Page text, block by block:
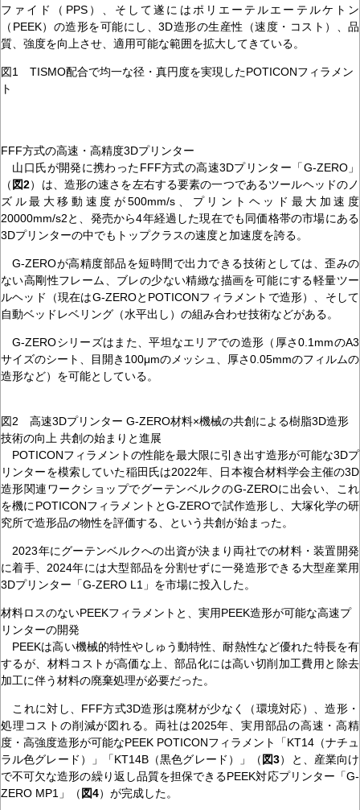
ファイド（PPS）、そして遂にはポリエーテルエーテルケトン
（PEEK）の造形を可能にし、3D造形の生産性（速度・コスト）、品
質、強度を向上させ、適用可能な範囲を拡大してきている。
図1 TISMO配合で均一な径・真円度を実現したPOTICONフィラメン
ト
FFF方式の高速・高精度3Dプリンター
山口氏が開発に携わったFFF方式の高速3Dプリンター「G-ZERO」
（ 図2）は、造形の速さを左右する要素の一つであるツールヘッドのノ
ズル最大移動速度が500mm/s、プリントヘッド最大加速度
20000mm/s2と、発売から4年経過した現在でも同価格帯の市場にある
3Dプリンターの中でもトップクラスの速度と加速度を誇る。
G-ZEROが高精度部品を短時間で出力できる技術としては、歪みの
ない高剛性フレーム、ブレの少ない精緻な描画を可能にする軽量ツー
ルヘッド（現在はG-ZEROとPOTICONフィラメントで造形）、そして
自動ベッドレベリング（水平出し）の組み合わせ技術などがある。
G-ZEROシリーズはまた、平坦なエリアでの造形（厚さ0.1mmのA3
サイズのシート、目開き100μmのメッシュ、厚さ0.05mmのフィルムの
造形など）を可能としている。
図2 高速3Dプリンター G-ZERO材料×機械の共創による樹脂3D造形
技術の向上 共創の始まりと進展
POTICONフィラメントの性能を最大限に引き出す造形が可能な3Dプ
リンターを模索していた稲田氏は2022年、日本複合材料学会主催の3D
造形関連ワークショップでグーテンベルクのG-ZEROに出会い、これ
を機にPOTICONフィラメントとG-ZEROで試作造形し、大塚化学の研
究所で造形品の物性を評価する、という共創が始まった。
2023年にグーテンベルクへの出資が決まり両社での材料・装置開発
に着手、2024年には大型部品を分割せずに一発造形できる大型産業用
3Dプリンター「G-ZERO L1」を市場に投入した。
材料ロスのないPEEKフィラメントと、実用PEEK造形が可能な高速プ
リンターの開発
PEEKは高い機械的特性やしゅう動特性、耐熱性など優れた特長を有
するが、材料コストが高価な上、部品化には高い切削加工費用と除去
加工に伴う材料の廃棄処理が必要だった。
これに対し、FFF方式3D造形は廃材が少なく（環境対応）、造形・
処理コストの削減が図れる。両社は2025年、実用部品の高速・高精
度・高強度造形が可能なPEEK POTICONフィラメント「KT14（ナチュ
ラル色グレード）」「KT14B（黒色グレード）」（ 図3）と、産業向け
で不可欠な造形の繰り返し品質を担保できるPEEK対応プリンター「G-
ZERO MP1」（ 図4）が完成した。